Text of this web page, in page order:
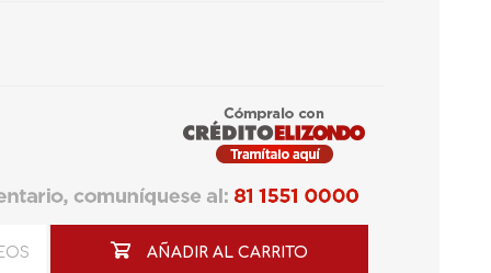
AÑADIR AL CARRITO